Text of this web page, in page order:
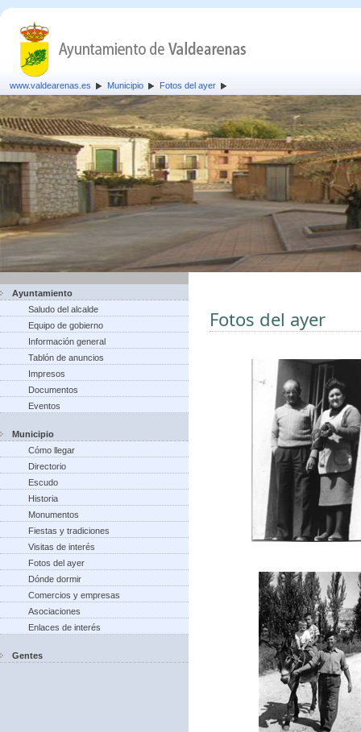
www.valdearenas.es Municipio Fotos del ayer
Ayuntamiento
Saludo del alcalde
Equipo de gobierno
Información general
Tablón de anuncios
Impresos
Documentos
Eventos
Municipio
Cómo llegar
Directorio
Escudo
Historia
Monumentos
Fiestas y tradiciones
Visitas de interés
Fotos del ayer
Dónde dormir
Comercios y empresas
Asociaciones
Enlaces de interés
Gentes
Fotos del ayer